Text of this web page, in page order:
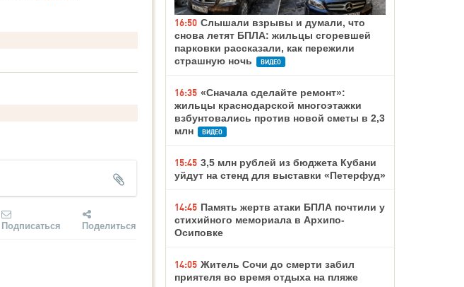
Подписаться Поделиться
16:50 Слышали взрывы и думали, что
снова летят БПЛА: жильцы сгоревшей
парковки рассказали, как пережили
страшную ночь
ВИДЕО
16:35 «Сначала сделайте ремонт»:
жильцы краснодарской многоэтажки
взбунтовались против новой сметы в 2,3
млн
ВИДЕО
15:45 3,5 млн рублей из бюджета Кубани
уйдут на стенд для выставки «Петерфуд»
14:45 Память жертв атаки БПЛА почтили у
стихийного мемориала в Архипо-
Осиповке
14:05 Житель Сочи до смерти забил
приятеля во время отдыха на пляже